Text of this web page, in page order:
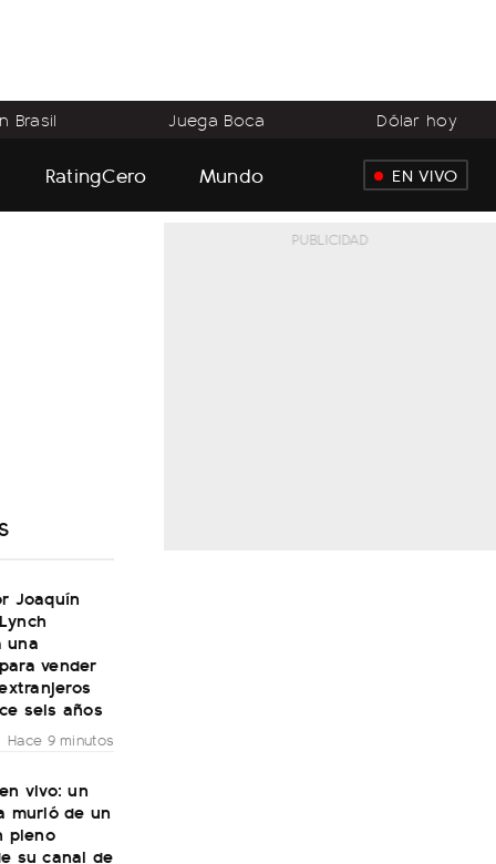
Brasil Juega Boca Dólar hoy
RatingCero Mundo EN VIVO
Joaquín
una
vender
seis años
Hace 9 minutos
vivo: un
murió de un
pleno
su canal de